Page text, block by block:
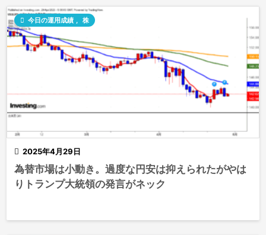
 2025年4月29日
 今日の運用成績 , 株
為替市場は小動き。過度な円安は抑えられたがやは
りトランプ大統領の発言がネック